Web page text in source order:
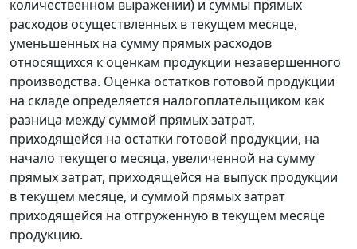
количественном выражении) и суммы прямых
расходов осуществленных в текущем месяце,
уменьшенных на сумму прямых расходов
относящихся к оценкам продукции незавершенного
производства. Оценка остатков готовой продукции
на складе определяется налогоплательщиком как
разница между суммой прямых затрат,
приходящейся на остатки готовой продукции, на
начало текущего месяца, увеличенной на сумму
прямых затрат, приходящейся на выпуск продукции
в текущем месяце, и суммой прямых затрат
приходящейся на отгруженную в текущем месяце
продукцию.